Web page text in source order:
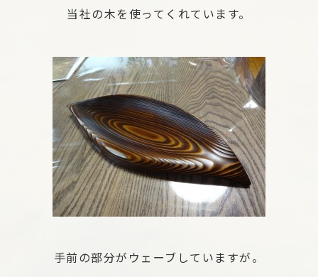
当社の木を使ってくれています。
手前の部分がウェーブしていますが。